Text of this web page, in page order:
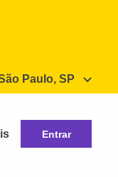
Paulo, SP
Entrar